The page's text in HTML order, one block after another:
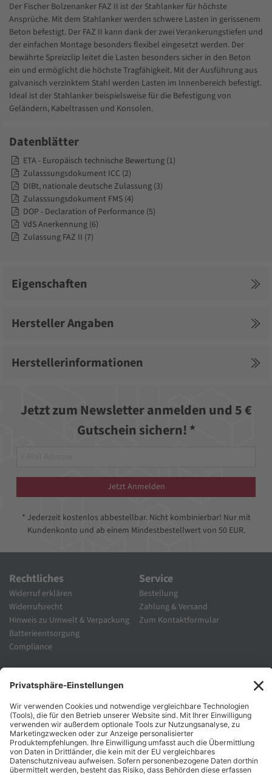
Der Fischer Bolzenanker FAZ II ist der Stahlanker für höchste
Ansprüche. Mit dem Stahlanker werden schwere Lasten in gerissenem
Beton befestigt. Der FAZ II kann dank der zwei Verankerungstiefen und
der einfachen Montage besonders flexibel eingesetzt werden. Der
bewährte Spreizclip leitet die Lasten besonders sicher in den Beton
ein und ermöglicht die höchste Tragfähigkeit. Mit der Ausführung aus
galvanisch verzinktem Stahl werden Lasten im Innenbereich befestigt.
Ideal ist der Stahlanker beispielsweise für die Befestigung von
Geländern, Kabeltrassen und Konsolen.
Datenblätter
ETA - Europäisch technische Bewertung (1)
Zulasssungsdokument ICC (2)
DIBt, nationale deutsche Zulassung (3)
Zulasssungsdokument FMS (4)
DOP - Declaration of Performance (5)
VdS Anerkennung (6)
Zulassung FAZ II (7)
Eigenschaften
Hersteller Angaben
Herstellerinformationen
Jetzt zum Newsletter anmelden und 5 €
Gutschein sichern! *
Jetzt Anmelden
* Jederzeit kostenlos abbestellbar. Nicht kombinierbar! Nur mit
Kundenkonto und ab einem Mindestbestellwert von 50 EUR.
Rechtliches
Widerruf erklären
Widerrufsrecht
Hinweis zu Umwelt & Verpackung
Batterieentsorgung
Compliance
Service
Bestellung
Zahlung & Versand
Zum Kontaktformular
Unternehmen
Karriere
Zahlungsarten